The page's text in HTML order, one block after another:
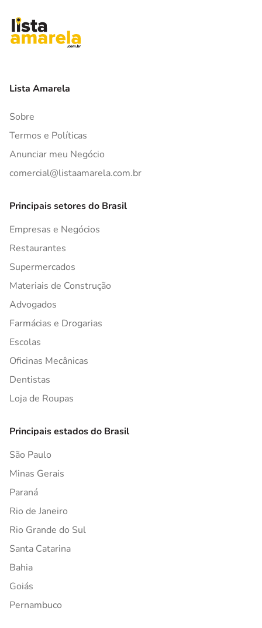
Lista Amarela
Sobre
Termos e Políticas
Anunciar meu Negócio
comercial@listaamarela.com.br
Principais setores do Brasil
Empresas e Negócios
Restaurantes
Supermercados
Materiais de Construção
Advogados
Farmácias e Drogarias
Escolas
Oficinas Mecânicas
Dentistas
Loja de Roupas
Principais estados do Brasil
São Paulo
Minas Gerais
Paraná
Rio de Janeiro
Rio Grande do Sul
Santa Catarina
Bahia
Goiás
Pernambuco